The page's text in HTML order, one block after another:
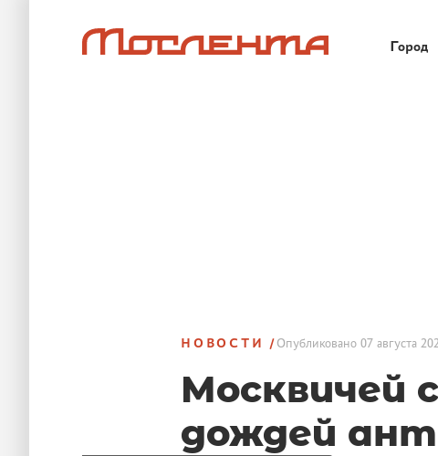
Город
НОВОСТИ Опубликовано07 августа
Москвичей
дождей